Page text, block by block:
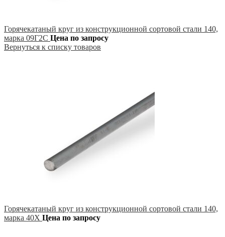
Горячекатаный круг из конструкционной сортовой стали 140,
марка 09Г2С Цена по запросу
Вернуться к списку товаров
Горячекатаный круг из конструкционной сортовой стали 140,
марка 40Х Цена по запросу